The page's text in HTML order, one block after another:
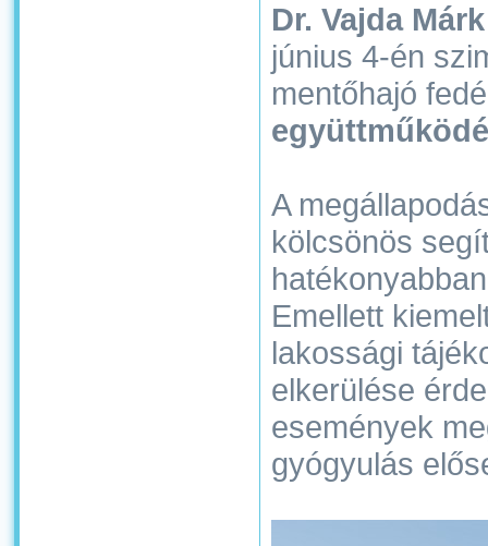
Dr. Vajda
június 4-én
mentőhajó
A
kölcsönös
Emellett
lakossági
elkerülése
események
gyógyulás